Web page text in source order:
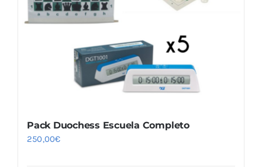
Pack Duochess Escuela Completo
250,00€